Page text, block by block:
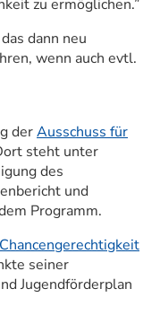
zu ermöglichen.”
dann neu
wenn auch evtl.
derAusschuss für
steht unter
des
und
Programm.
seiner
Jugendförderplan